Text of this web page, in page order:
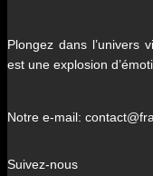
Plongez dans l’univers
est une explosion
Notre e-mail:
Suivez-nous